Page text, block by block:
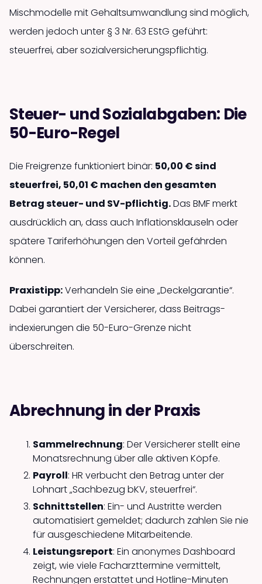
Mischmodelle mit Gehalts­umwandlung sind möglich,
werden jedoch unter § 3 Nr. 63 EStG geführt:
steuerfrei, aber sozial­versicherungs­pflichtig.
Steuer- und Sozial­abgaben: Die
50-Euro-Regel
Die Freigrenze funktioniert binär: 50,00 € sind
steuerfrei, 50,01 € machen den gesamten
Betrag steuer- und SV-pflichtig.Das BMF merkt
ausdrücklich an, dass auch Inflations­klauseln oder
spätere Tarif­erhöhungen den Vorteil gefährden
können.
Praxis­tipp:Verhandeln Sie eine „Deckelgarantie“.
Dabei garantiert der Versicherer, dass Beitrags­
indexierungen die 50-Euro-Grenze nicht
überschreiten.
Abrechnung in der Praxis
Sammelrechnung: Der Versicherer stellt eine
Monats­rechnung über alle aktiven Köpfe.
Payroll: HR verbucht den Betrag unter der
Lohnart „Sachbezug bKV, steuerfrei“.
Schnittstellen: Ein- und Austritte werden
automatisiert gemeldet; dadurch zahlen Sie nie
für ausgeschiedene Mitarbeitende.
Leistungsreport: Ein anonymes Dashboard
zeigt, wie viele Facharzt­termine vermittelt,
Rechnungen erstattet und Hotline-Minuten